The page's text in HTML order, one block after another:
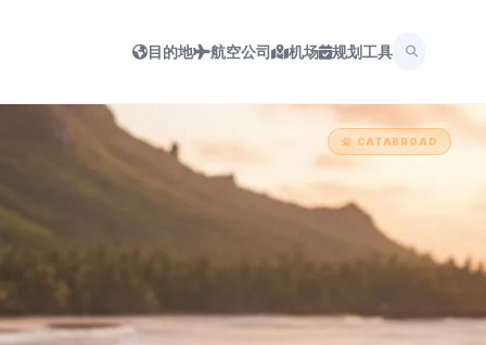
目的地 航空公司 机场 规划工具
CATABROAD